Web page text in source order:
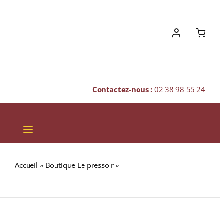
Contactez-nous :02 38 98 55 24
Toggle
Navigation
SPIRITUEUX
Accueil » Boutique Le pressoir»